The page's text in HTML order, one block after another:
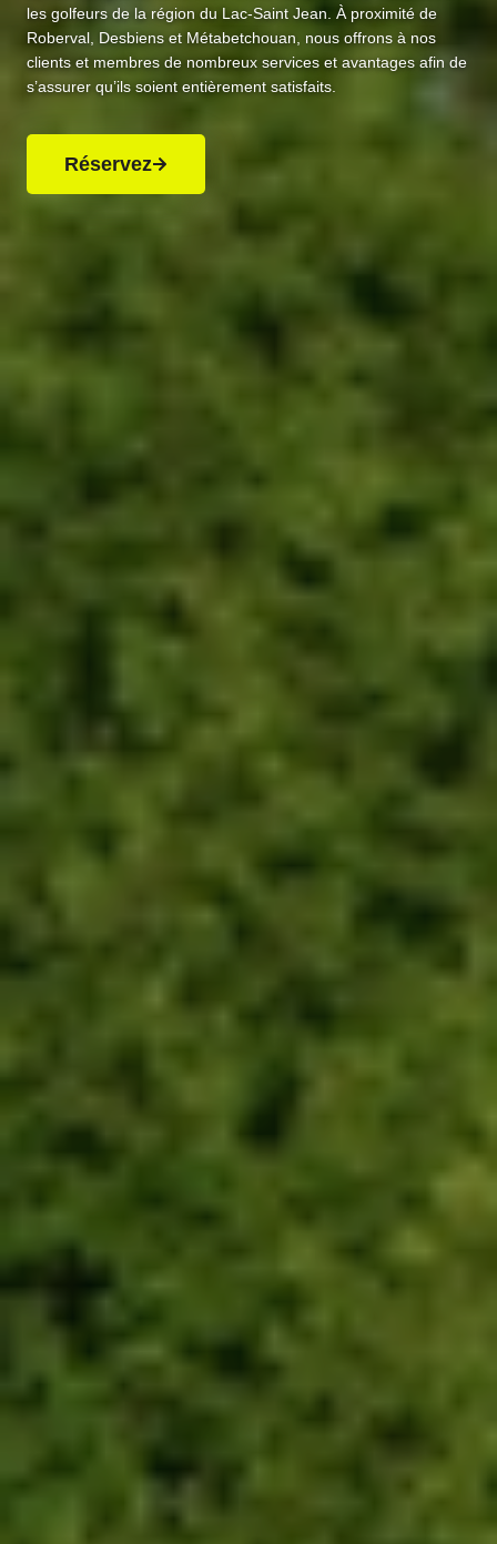
les golfeurs de la région du Lac-Saint Jean. À proximité de
Roberval, Desbiens et Métabetchouan, nous offrons à nos
clients et membres de nombreux services et avantages afin de
s’assurer qu’ils soient entièrement satisfaits.
Réservez